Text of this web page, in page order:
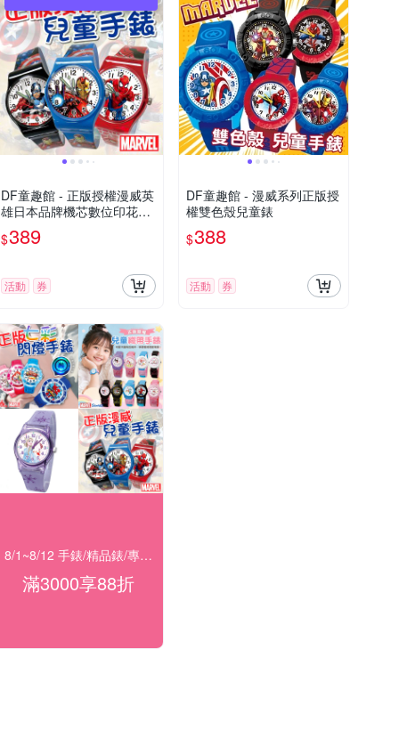
DF童趣館 - 正版授權漫威英
雄日本品牌機芯數位印花兒
童手錶
$389
活動 券
DF童趣館 - 漫威系列正版授
權雙色殼兒童錶
$388
活動 券
8/1~8/12 手錶/精品錶/專櫃飾品 指定商品滿$3000享88折
滿3000享88折